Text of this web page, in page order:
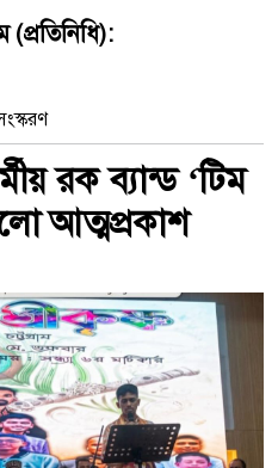
(প্রতিনিধি):
রক ব্যান্ড ‘টিম
আত্মপ্রকাশ